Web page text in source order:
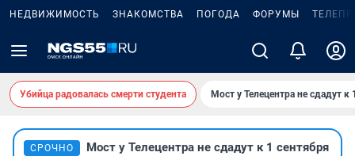
НЕДВИЖИМОСТЬ ЗНАКОМСТВА ПОГОДА ФОРУМЫ
Убийца радовалась смерти студента Мост у Телецентра не сдадут к
СРОЧНО Мост у Телецентра не сдадут к 1 сентября